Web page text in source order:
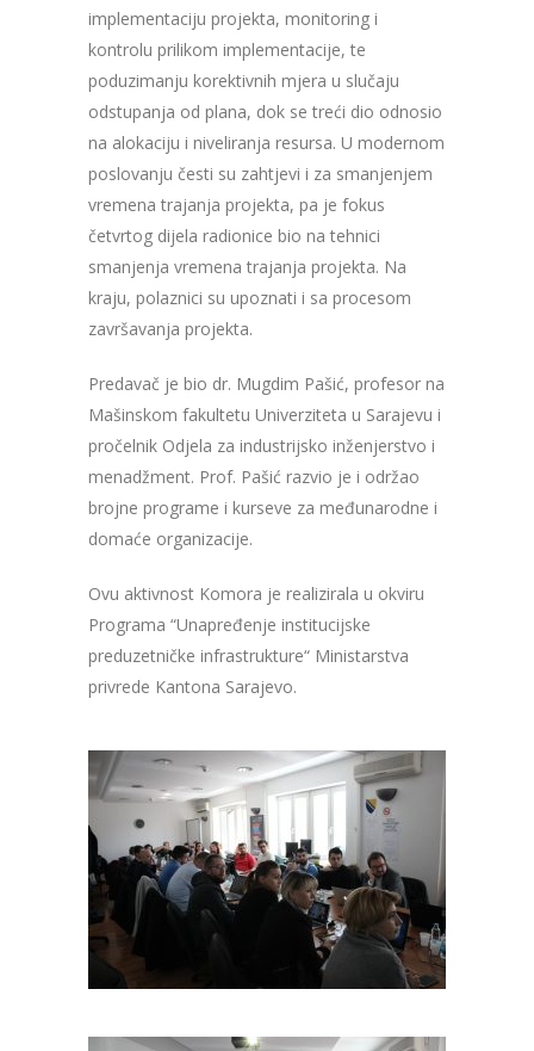
implementaciju projekta, monitoring i
kontrolu prilikom implementacije, te
poduzimanju korektivnih mjera u slučaju
odstupanja od plana, dok se treći dio odnosio
na alokaciju i niveliranja resursa. U modernom
poslovanju česti su zahtjevi i za smanjenjem
vremena trajanja projekta, pa je fokus
četvrtog dijela radionice bio na tehnici
smanjenja vremena trajanja projekta. Na
kraju, polaznici su upoznati i sa procesom
završavanja projekta.
Predavač je bio dr. Mugdim Pašić, profesor na
Mašinskom fakultetu Univerziteta u Sarajevu i
pročelnik Odjela za industrijsko inženjerstvo i
menadžment. Prof. Pašić razvio je i održao
brojne programe i kurseve za međunarodne i
domaće organizacije.
Ovu aktivnost Komora je realizirala u okviru
Programa “Unapređenje institucijske
preduzetničke infrastrukture“ Ministarstva
privrede Kantona Sarajevo.